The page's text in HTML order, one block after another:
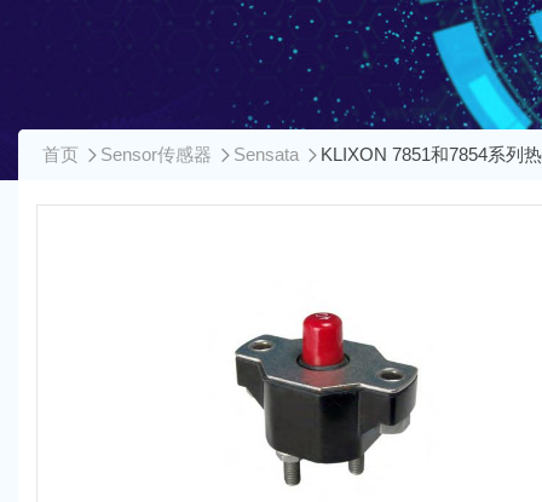
首页 Sensor传感器 Sensata KLIXON 7851和7854系列